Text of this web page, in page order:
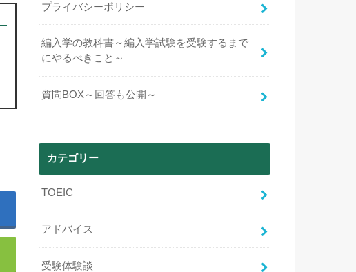
プライバシーポリシー
編入学の教科書～編入学試験を受験するまで
にやるべきこと～
質問BOX～回答も公開～
カテゴリー
TOEIC
アドバイス
受験体験談